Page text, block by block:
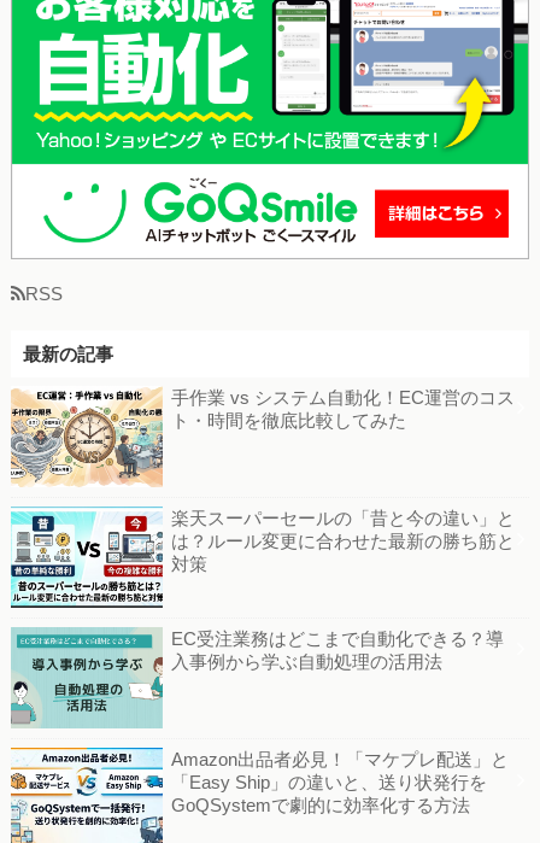
RSS
最新の記事
手作業 vs システム自動化！EC運営のコス
ト・時間を徹底比較してみた
楽天スーパーセールの「昔と今の違い」と
は？ルール変更に合わせた最新の勝ち筋と
対策
EC受注業務はどこまで自動化できる？導
入事例から学ぶ自動処理の活用法
Amazon出品者必見！「マケプレ配送」と
「Easy Ship」の違いと、送り状発行を
GoQSystemで劇的に効率化する方法